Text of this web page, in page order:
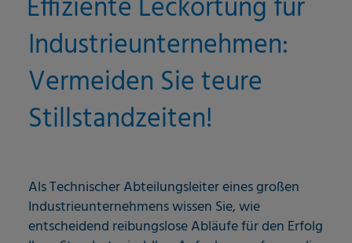
Effiziente Leckortung für
Industrieunternehmen:
Vermeiden Sie teure
Stillstandzeiten!
Als Technischer Abteilungsleiter eines großen
Industrieunternehmens wissen Sie, wie
entscheidend reibungslose Abläufe für den Erfolg